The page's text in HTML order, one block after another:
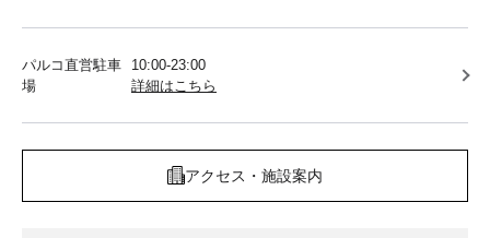
パルコ直営駐車
場
10:00-23:00
詳細はこちら
アクセス・施設案内